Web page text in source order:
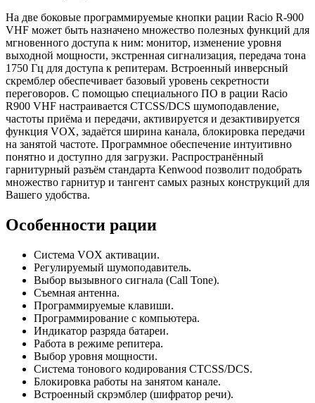
На две боковые программируемые кнопки рации Racio R-900
VHF может быть назначено множество полезных функций для
мгновенного доступа к ним: монитор, изменение уровня
выходной мощности, экстренная сигнализация, передача тона
1750 Гц для доступа к репитерам. Встроенный инверсный
скремблер обеспечивает базовый уровень секретности
переговоров. С помощью специального ПО в рации Racio
R900 VHF настраивается CTCSS/DCS шумоподавление,
частоты приёма и передачи, активируется и дезактивируется
функция VOX, задаётся ширина канала, блокировка передачи
на занятой частоте. Программное обеспечение интуитивно
понятно и доступно для загрузки. Распространённый
гарнитурный разъём стандарта Kenwood позволит подобрать
множество гарнитур и тангент самых разных конструкций для
Вашего удобства.
Особенности рации
Система VOX активации.
Регулируемый шумоподавитель.
Выбор вызывного сигнала (Call Tone).
Съемная антенна.
Программируемые клавиши.
Программирование с компьютера.
Индикатор разряда батареи.
Работа в режиме репитера.
Выбор уровня мощности.
Система тонового кодирования CTCSS/DCS.
Блокировка работы на занятом канале.
Встроенный скрэмблер (шифратор речи).